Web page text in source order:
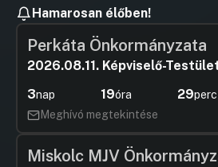
Hamarosan élőben!
Perkáta Önkormányzata
2026.08.11. Képviselő-
3nap 19óra 29perc
Meghívó megtekintése
Miskolc MJV